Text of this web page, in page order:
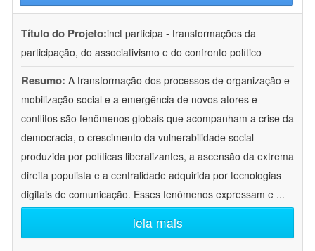
Título do Projeto:inct participa - transformações da
participação, do associativismo e do confronto político
Resumo: A transformação dos processos de organização e
mobilização social e a emergência de novos atores e
conflitos são fenômenos globais que acompanham a crise da
democracia, o crescimento da vulnerabilidade social
produzida por políticas liberalizantes, a ascensão da extrema
direita populista e a centralidade adquirida por tecnologias
digitais de comunicação. Esses fenômenos expressam e ...
leia mais